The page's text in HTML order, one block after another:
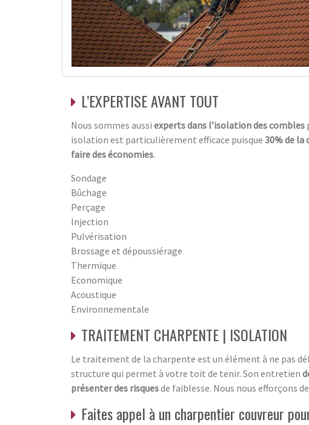
L’EXPERTISE AVANT TOUT
Nous sommes aussi experts dans l’isolation des combles
isolation est particulièrement efficace puisque 30% de la
faire des économies.
Sondage
Bûchage
Perçage
Injection
Pulvérisation
Brossage et dépoussiérage
Thermique
Economique
Acoustique
Environnementale
TRAITEMENT CHARPENTE | ISOLATION
Le traitement de la charpente est un élément à ne pas
structure qui permet à votre toit de tenir. Son entretien
présenter des risquesde faiblesse. Nous nous efforçons de
Faites appel à un charpentier couvreur